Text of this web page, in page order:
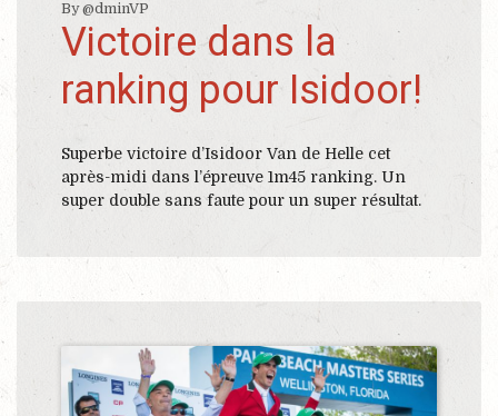
By @dminVP
Victoire dans la
ranking pour Isidoor!
Superbe victoire d’Isidoor Van de Helle cet
après-midi dans l’épreuve 1m45 ranking. Un
super double sans faute pour un super résultat.